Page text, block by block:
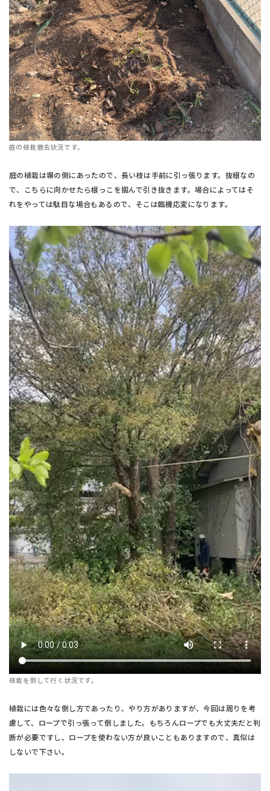
庭の植栽撤去状況です。
庭の植栽は塀の側にあったので、長い枝は手前に引っ張ります。抜根なの
で、こちらに向かせたら根っこを掴んで引き抜きます。場合によってはそ
れをやっては駄目な場合もあるので、そこは臨機応変になります。
植栽を倒して行く状況です。
植栽には色々な倒し方であったり、やり方がありますが、今回は周りを考
慮して、ロープで引っ張って倒しました。もちろんロープでも大丈夫だと判
断が必要ですし、ロープを使わない方が良いこともありますので、真似は
しないで下さい。